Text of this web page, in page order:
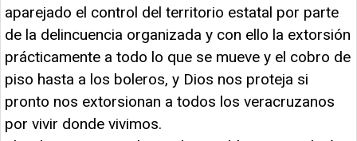
aparejado el control del territorio estatal por parte
de la delincuencia organizada y con ello la extorsión
prácticamente a todo lo que se mueve y el cobro de
piso hasta a los boleros, y Dios nos proteja si
pronto nos extorsionan a todos los veracruzanos
por vivir donde vivimos.